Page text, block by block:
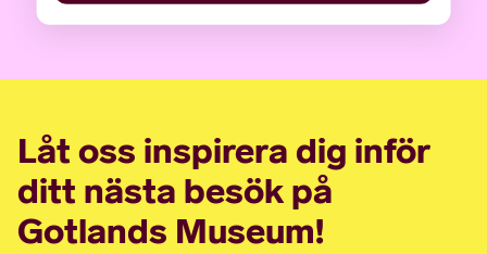
Låt oss inspirera dig inför
ditt nästa besök på
Gotlands Museum!